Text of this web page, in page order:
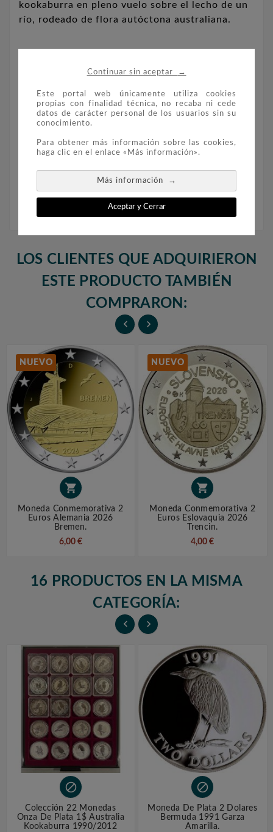
Continuar sin aceptar →
Este portal web únicamente utiliza cookies
propias con finalidad técnica, no recaba ni cede
datos de carácter personal de los usuarios sin su
conocimiento.
Para obtener más información sobre las cookies,
haga clic en el enlace «Más información».
Más información →
Aceptar y Cerrar
kookaburra en pleno vuelo sobre el lecho de un
río, rodeado de flora autóctona australiana.
diseñado por Dan Thorne.
Composición: Plata 999. Diámetro: 40,6 mm.
Peso: 31,1 gr.
LOS CLIENTES QUE ADQUIRIERON
ESTE PRODUCTO TAMBIÉN
COMPRARON:
 
NUEVO

Moneda Conmemorativa 2
Euros Alemania 2026
Bremen.
6,00 €
NUEVO

Moneda Conmemorativa 2
Euros Eslovaquia 2026
Trencin.
4,00 €
16 PRODUCTOS EN LA MISMA
CATEGORÍA:
 

Colección 22 Monedas
Onza De Plata 1$ Australia
Kookaburra 1990/2012

Moneda De Plata 2 Dolares
Bermuda 1991 Garza
Amarilla.